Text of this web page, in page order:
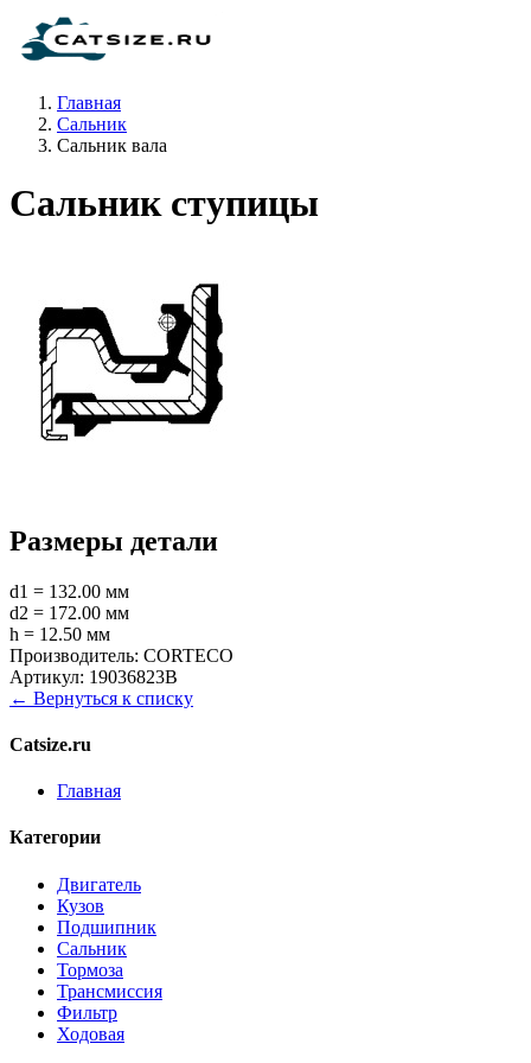
Главная
Сальник
Сальник вала
Сальник ступицы
Размеры детали
d1 = 132.00 мм
d2 = 172.00 мм
h = 12.50 мм
Производитель: CORTECO
Артикул: 19036823B
← Вернуться к списку
Catsize.ru
Главная
Категории
Двигатель
Кузов
Подшипник
Сальник
Тормоза
Трансмиссия
Фильтр
Ходовая